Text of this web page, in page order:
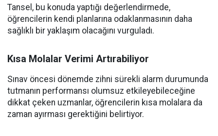
Tansel, bu konuda yaptığı değerlendirmede,
öğrencilerin kendi planlarına odaklanmasının daha
sağlıklı bir yaklaşım olacağını vurguladı.
Kısa Molalar Verimi Artırabiliyor
Sınav öncesi dönemde zihni sürekli alarm durumunda
tutmanın performansı olumsuz etkileyebileceğine
dikkat çeken uzmanlar, öğrencilerin kısa molalara da
zaman ayırması gerektiğini belirtiyor.